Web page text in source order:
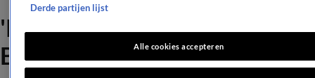
'Kringloop Kim' reageert op
B&B Vol Liefde-exit
Derde partijen lijst
Alle cookies accepteren